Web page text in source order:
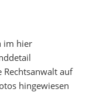
im hier
Rechtsanwalt auf
hingewiesen